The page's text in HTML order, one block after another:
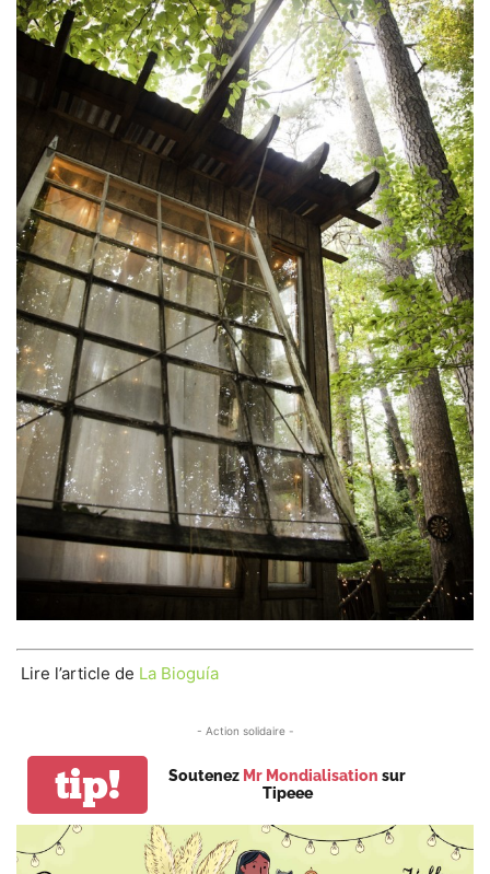
Lire l’article de La Bioguía
- Action solidaire -
tip! Soutenez Mr Mondialisation sur
Tipeee